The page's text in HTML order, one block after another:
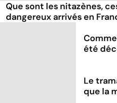
Que sont les nitazènes,
dangereux arrivés en
été
Le
que la